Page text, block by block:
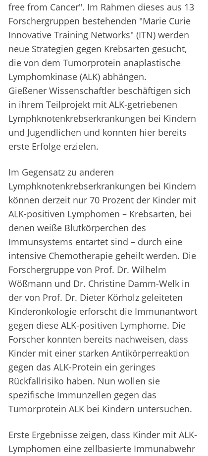
free from Cancer". Im Rahmen dieses aus 13
Forschergruppen bestehenden "Marie Curie
Innovative Training Networks" (ITN) werden
neue Strategien gegen Krebsarten gesucht,
die von dem Tumorprotein anaplastische
Lymphomkinase (ALK) abhängen.
Gießener Wissenschaftler beschäftigen sich
in ihrem Teilprojekt mit ALK-getriebenen
Lymphknotenkrebserkrankungen bei Kindern
und Jugendlichen und konnten hier bereits
erste Erfolge erzielen.
Im Gegensatz zu anderen
Lymphknotenkrebserkrankungen bei Kindern
können derzeit nur 70 Prozent der Kinder mit
ALK-positiven Lymphomen – Krebsarten, bei
denen weiße Blutkörperchen des
Immunsystems entartet sind – durch eine
intensive Chemotherapie geheilt werden. Die
Forschergruppe von Prof. Dr. Wilhelm
Wößmann und Dr. Christine Damm-Welk in
der von Prof. Dr. Dieter Körholz geleiteten
Kinderonkologie erforscht die Immunantwort
gegen diese ALK-positiven Lymphome. Die
Forscher konnten bereits nachweisen, dass
Kinder mit einer starken Antikörperreaktion
gegen das ALK-Protein ein geringes
Rückfallrisiko haben. Nun wollen sie
spezifische Immunzellen gegen das
Tumorprotein ALK bei Kindern untersuchen.
Erste Ergebnisse zeigen, dass Kinder mit ALK-
Lymphomen eine zellbasierte Immunabwehr